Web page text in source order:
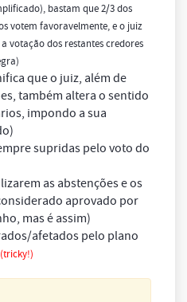
bastam que 2/3 dos
votem favoravelmente, e o juiz
a votação dos restantes credores
que o juiz, além de
também altera o sentido
impondo a sua
supridas pelo voto do
as abstenções e os
aprovado por
mas é assim)
afetados pelo plano
(tricky!)